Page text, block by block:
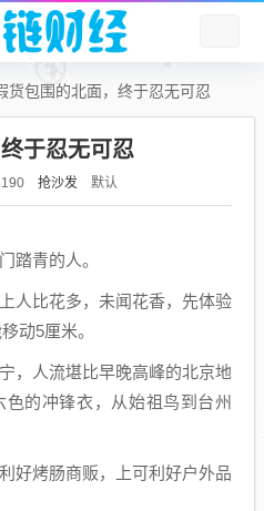
货包围的北面，终于忍无可忍
于忍无可忍
抢沙发 默认
踏青的人。
人比花多，未闻花香，先体验
动5厘米。
，人流堪比早晚高峰的北京地
的冲锋衣，从始祖鸟到台州
好烤肠商贩，上可利好户外品